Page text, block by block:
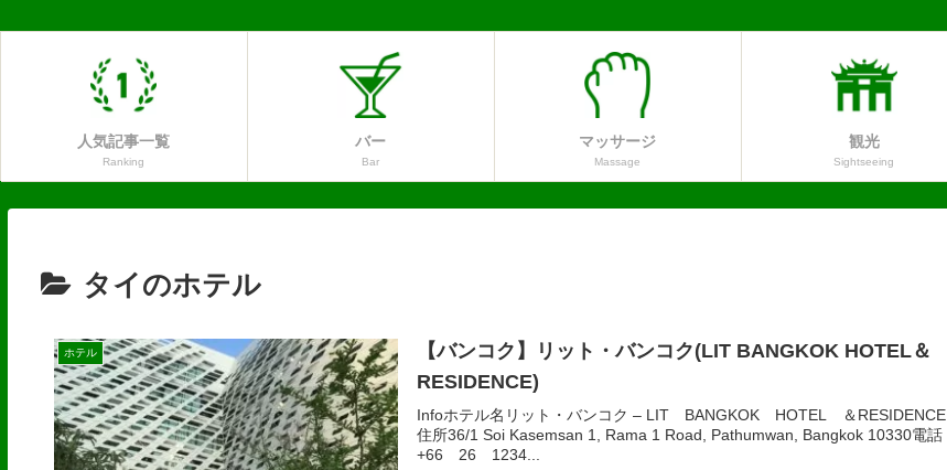
人気記事一覧
Ranking
バー
Bar
マッサージ
Massage
観光
Sightseeing
タイのホテル
ホテル
【バンコク】リット・バンコク(LIT BANGKOK HOTEL＆
RESIDENCE)
Infoホテル名リット・バンコク – LIT BANGKOK HOTEL ＆RESIDENCE
住所36/1 Soi Kasemsan 1, Rama 1 Road, Pathumwan, Bangkok 10330電話
+66 26 1234...